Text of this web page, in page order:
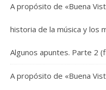
A propósito de «Buena
historia de la música y los
Algunos apuntes. Parte 2
A propósito de «Buena